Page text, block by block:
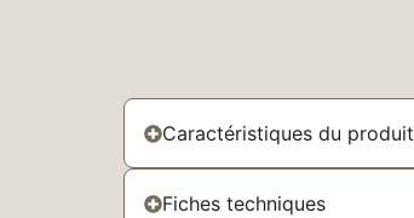
Caractéristiques du produit
Fiches techniques